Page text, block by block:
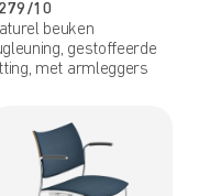
10
beuken
gestoffeerde
met armleggers